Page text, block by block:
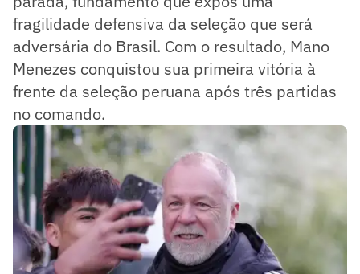
fragilidade defensiva da seleção que será
adversária do Brasil. Com o resultado, Mano
Menezes conquistou sua primeira vitória à
frente da seleção peruana após três partidas
no comando.